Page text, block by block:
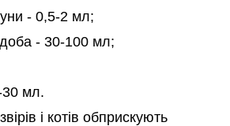
- 0,5-2 мл;
- 30-100 мл;
30 мл.
і котів обприскують